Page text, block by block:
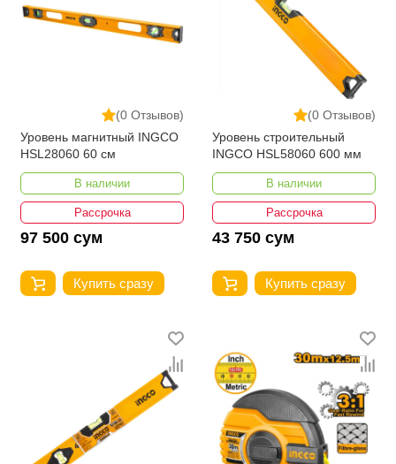
(0 Отзывов)
Уровень магнитный INGCO
HSL28060 60 см
В наличии
Рассрочка
97 500 сум
Купить сразу
(0 Отзывов)
Уровень строительный
INGCO HSL58060 600 мм
В наличии
Рассрочка
43 750 сум
Купить сразу